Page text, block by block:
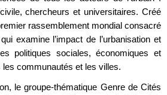
chercheurs et universitaires. Créé
rassemblement mondial consacré
examine l’impact de l’urbanisation et
politiques sociales, économiques et
communautés et les villes.
le groupe-thématique Genre de Cités